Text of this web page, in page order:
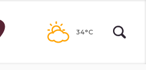
34°C